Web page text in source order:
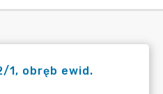
1, obręb ewid.